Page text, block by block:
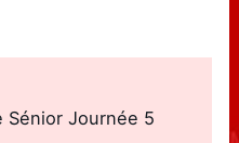
Sénior Journée 5